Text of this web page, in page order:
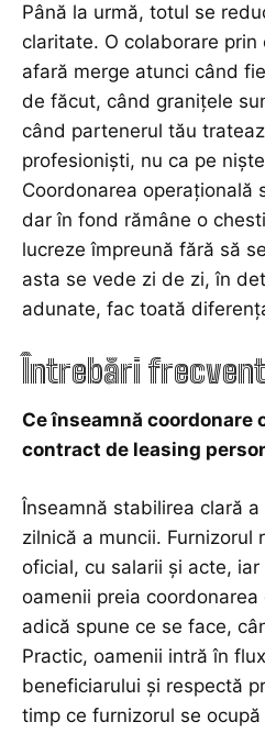
Până la urmă, totul se
claritate. O colaborare
afară merge atunci când
de făcut, când granițele
când partenerul tău
profesioniști, nu ca pe
Coordonarea operațională
dar în fond rămâne o
lucreze împreună fără să
asta se vede zi de zi, în
adunate, fac toată
Întrebări
Ce înseamnă coordonare
contract de leasing
Înseamnă stabilirea clară
zilnică a muncii. Furnizorul
oficial, cu salarii și acte,
oamenii preia
adică spune ce se face,
Practic, oamenii intră în
beneficiarului și respectă
timp ce furnizorul se